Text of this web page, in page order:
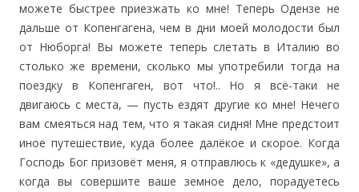
можете быстрее приезжать ко мне! Теперь Одензе не
дальше от Копенгагена, чем в дни моей молодости был
от Нюборга! Вы можете теперь слетать в Италию во
столько же времени, сколько мы употребили тогда на
поездку в Копенгаген, вот что!.. Но я всё-таки не
двигаюсь с места, — пусть ездят другие ко мне! Нечего
вам смеяться над тем, что я такая сидня! Мне предстоит
иное путешествие, куда более далёкое и скорое. Когда
Господь Бог призовёт меня, я отправлюсь к «дедушке», а
когда вы совершите ваше земное дело, порадуетесь